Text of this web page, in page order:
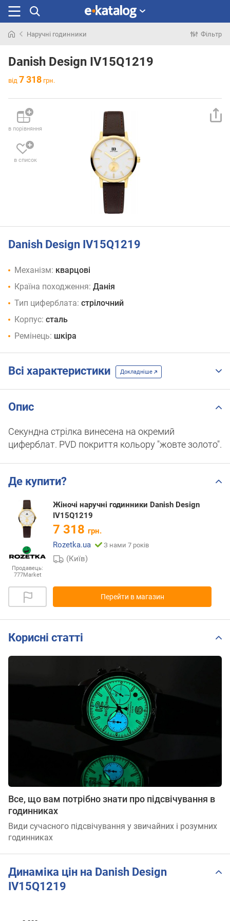
раніше
Наручні годинники Фільтр
Danish Design IV15Q1219
від 7 318 грн.
в порівняння
в список
Danish Design IV15Q1219
Механізм: кварцові
Країна походження: Данія
Тип циферблата: стрілочний
Корпус: сталь
Ремінець: шкіра
Всі характеристики Докладніше
Опис
Секундна стрілка винесена на окремий
циферблат. PVD покриття кольору "жовте золото".
Де купити?
Продавець:
777Market
Жіночі наручні годинники Danish Design
IV15Q1219
7 318 грн.
Rozetka.ua
З нами 7 років
(Київ)
Перейти в магазин
Корисні статті
Все, що вам потрібно знати про підсвічування в
годинниках
Види сучасного підсвічування у звичайних і розумних
годинниках
Динаміка цін на Danish Design
IV15Q1219